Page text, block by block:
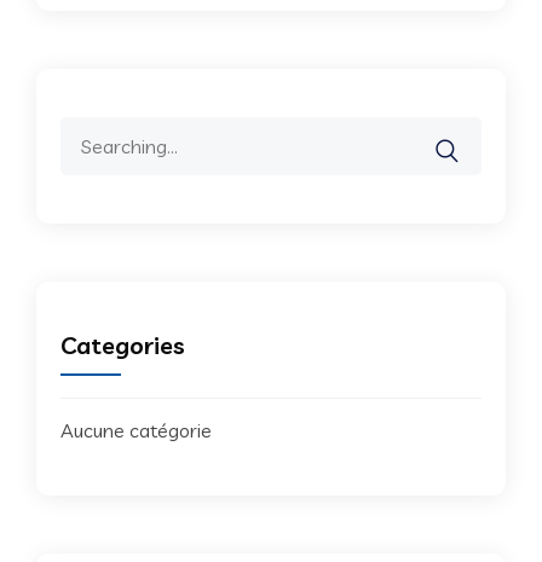
Categories
Aucune catégorie